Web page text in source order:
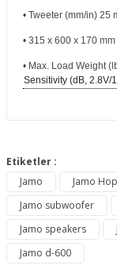
• Tweeter (mm/in) 25
• 315 x 600 x 170 mm
• Max. Load Weight
Sensitivity (dB, 2.8V/
konularda
Görüş ve
Ürün resmi
Ürün
Etiketler :
Jamo
Jamo
Jamo subwoofer
Jamo speakers
Jamo d-600